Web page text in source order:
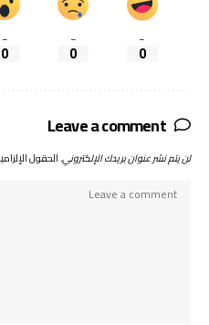
0
0
0
Leave a comment
لن يتم نشر عنوان بريدك الإلكتروني.الحقول